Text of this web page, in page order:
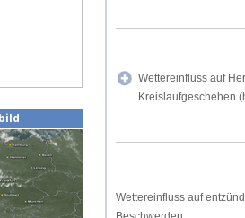
Wettereinfluss auf
Kreislaufgeschehen
Wettereinfluss auf